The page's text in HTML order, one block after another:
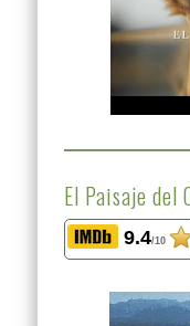
El Paisaje del
9.4/10